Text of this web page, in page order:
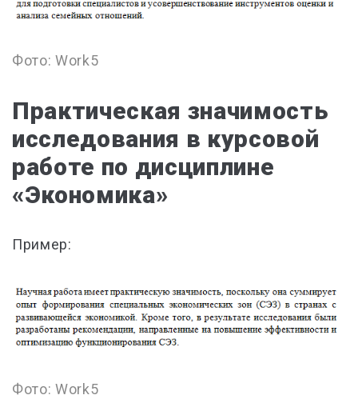
Фото: Work5
Практическая значимость
исследования в курсовой
работе по дисциплине
«Экономика»
Пример:
Фото: Work5